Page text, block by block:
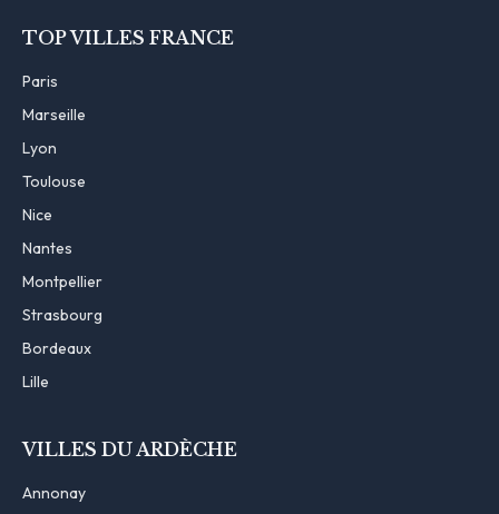
TOP VILLES FRANCE
Paris
Marseille
Lyon
Toulouse
Nice
Nantes
Montpellier
Strasbourg
Bordeaux
Lille
VILLES DU ARDÈCHE
Annonay